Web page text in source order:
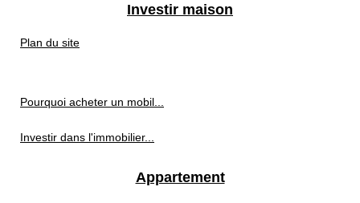
Investir maison
Plan du site
Pourquoi acheter un mobil...
Investir dans l'immobilier...
Appartement